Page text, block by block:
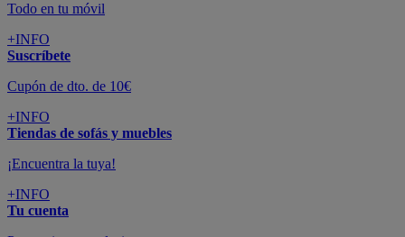
Todo en tu móvil
+INFO
Suscríbete
Cupón de dto. de 10€
+INFO
Tiendas de sofás y muebles
¡Encuentra la tuya!
+INFO
Tu cuenta